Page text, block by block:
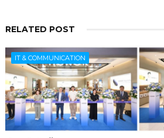
RELATED POST
IT & COMMUNICATION